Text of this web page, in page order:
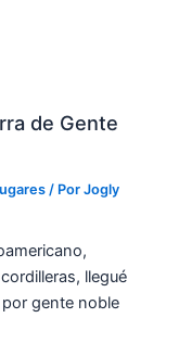
de Gente
/ PorJogly
llegué
gente noble